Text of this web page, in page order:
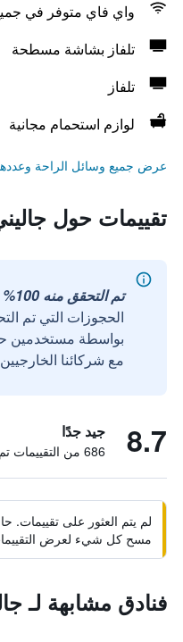
واي فاي متوفر في
تلفاز بشاشة مسطحة
تلفاز
لوازم استحمام مجانية
عرض جميع وسائل الراحة وعددها
تقييمات حول
تم التحقق منه 100%
الحجوزات التي تم
مع شركائنا
8.7 جيد جدًا
686 من التقييمات تم التحقق منها
لم يتم العثور على تقييمات.
مسح كل شيء لعرض
فنادق مشابهة لـ